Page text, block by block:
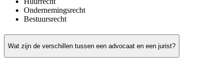
Ondernemingsrecht
Bestuursrecht
Wat zijn de verschillen tussen een advocaat en een jurist?